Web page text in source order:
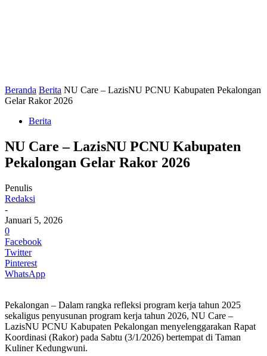
Beranda Berita NU Care – LazisNU PCNU Kabupaten Pekalongan
Gelar Rakor 2026
Berita
NU Care – LazisNU PCNU Kabupaten
Pekalongan Gelar Rakor 2026
Penulis
Redaksi
-
Januari 5, 2026
0
Facebook
Twitter
Pinterest
WhatsApp
Pekalongan – Dalam rangka refleksi program kerja tahun 2025
sekaligus penyusunan program kerja tahun 2026, NU Care –
LazisNU PCNU Kabupaten Pekalongan menyelenggarakan Rapat
Koordinasi (Rakor) pada Sabtu (3/1/2026) bertempat di Taman
Kuliner Kedungwuni.